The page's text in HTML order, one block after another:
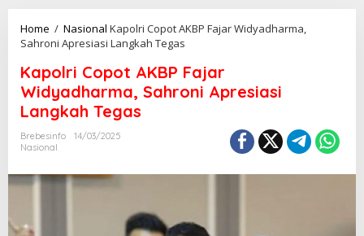
Home / Nasional Kapolri Copot AKBP Fajar Widyadharma,
Sahroni Apresiasi Langkah Tegas
Kapolri Copot AKBP Fajar
Widyadharma, Sahroni Apresiasi
Langkah Tegas
Brebesinfo
14/03/2025
Nasional